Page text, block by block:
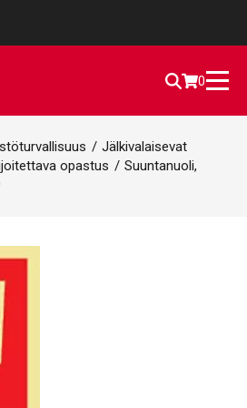
0
/ Jälkivalaisevat
opastus / Suuntanuoli,